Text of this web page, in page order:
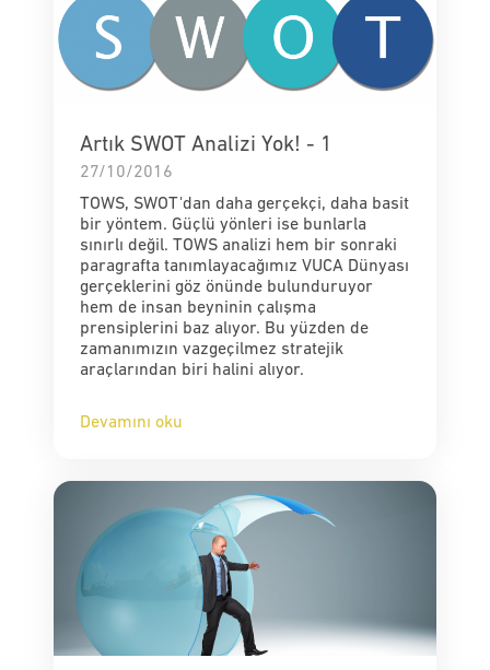
Artık SWOT Analizi Yok! - 1
27/10/2016
TOWS, SWOT'dan daha gerçekçi, daha basit
bir yöntem. Güçlü yönleri ise bunlarla
sınırlı değil. TOWS analizi hem bir sonraki
paragrafta tanımlayacağımız VUCA Dünyası
gerçeklerini göz önünde bulunduruyor
hem de insan beyninin çalışma
prensiplerini baz alıyor. Bu yüzden de
zamanımızın vazgeçilmez stratejik
araçlarından biri halini alıyor.
Devamını oku